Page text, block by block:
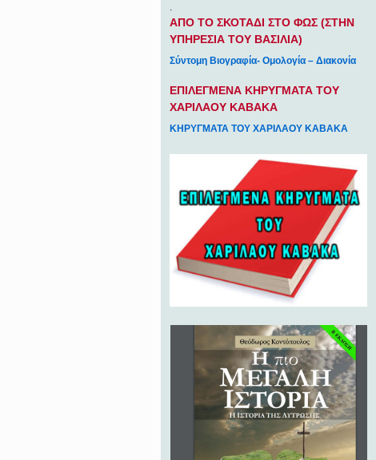
.
ΑΠΟ ΤΟ ΣΚΟΤΑΔΙ ΣΤΟ ΦΩΣ (ΣΤΗΝ
ΥΠΗΡΕΣΙΑ ΤΟΥ ΒΑΣΙΛΙΑ)
Σύντομη Βιογραφία- Ομολογία – Διακονία
ΕΠΙΛΕΓΜΕΝΑ ΚΗΡΥΓΜΑΤΑ ΤΟΥ
ΧΑΡΙΛΑΟΥ ΚΑΒΑΚΑ
ΚΗΡΥΓΜΑΤΑ ΤΟΥ ΧΑΡΙΛΑΟΥ ΚΑΒΑΚΑ